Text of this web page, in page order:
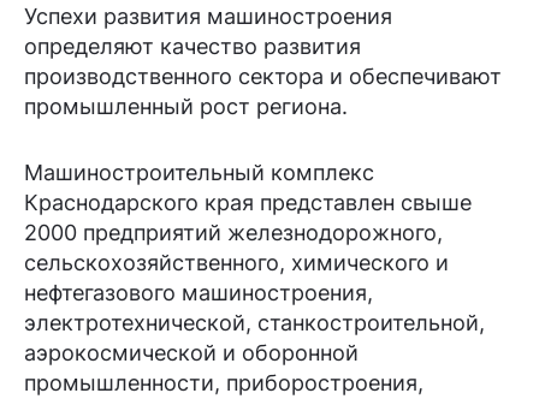
Успехи развития машиностроения
определяют качество развития
производственного сектора и обеспечивают
промышленный рост региона.
Машиностроительный комплекс
Краснодарского края представлен свыше
2000 предприятий железнодорожного,
сельскохозяйственного, химического и
нефтегазового машиностроения,
электротехнической, станкостроительной,
аэрокосмической и оборонной
промышленности, приборостроения,